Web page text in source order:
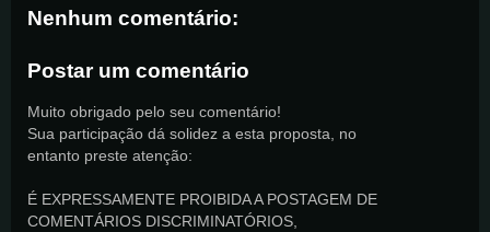
Nenhum comentário:
Postar um comentário
Muito obrigado pelo seu comentário!
Sua participação dá solidez a esta proposta, no
entanto preste atenção:
É EXPRESSAMENTE PROIBIDA A POSTAGEM DE
COMENTÁRIOS DISCRIMINATÓRIOS,